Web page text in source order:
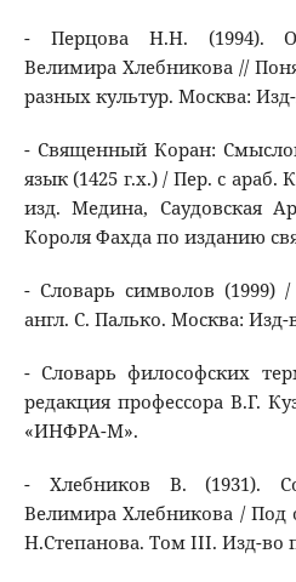
- Перцова Н.Н. (1994).
Велимира Хлебникова //
разных культур. Москва:
- Священный Коран:
язык (1425 г.х.) / Пер. с араб.
изд. Медина, Саудовская
Короля Фахда по изданию
- Словарь символов (1999)
англ. С. Палько. Москва: Изд-
- Словарь философских
редакция профессора В.Г.
«ИНФРА-М».
- Хлебников В. (1931).
Велимира Хлебникова /
Н.Степанова. Том III. Изд-во